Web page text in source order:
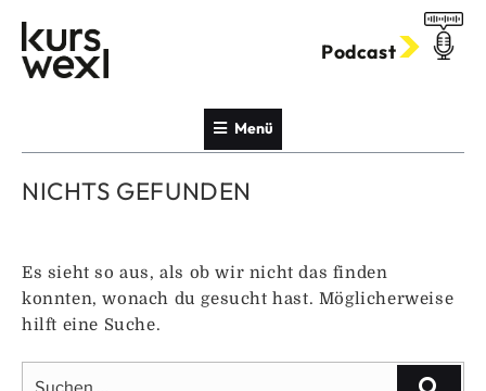
Inhalt
springen
Podcast
Menü
NICHTS GEFUNDEN
Es sieht so aus, als ob wir nicht das finden
konnten, wonach du gesucht hast. Möglicherweise
hilft eine Suche.
Suchen